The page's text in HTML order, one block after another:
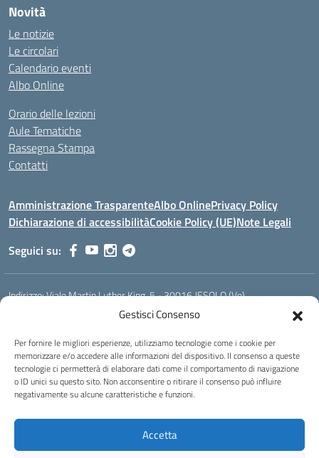
Gestisci Consenso
Per fornire le migliori esperienze, utilizziamo tecnologie come i cookie per
memorizzare e/o accedere alle informazioni del dispositivo. Il consenso a queste
tecnologie ci permetterà di elaborare dati come il comportamento di navigazione
o ID unici su questo sito. Non acconsentire o ritirare il consenso può influire
negativamente su alcune caratteristiche e funzioni.
Accetta
Novità
Le notizie
Le circolari
Calendario eventi
Albo Online
Orario delle lezioni
Aule Tematiche
Rassegna Stampa
Contatti
Amministrazione TrasparenteAlbo OnlinePrivacy Policy
Dichiarazione di accessibilitàCookie Policy (UE)Note Legali
Seguici su:
Indirizzo:Viale Martin Luther King, 5 - 30016 JESOLO (Ve)
Email:verh020008@istruzione.it
Codice fiscale: 93023530277
Codice meccanografico:VERH020008
Codice Indice delle Pubbliche Amministrazioni (IPA): istsc_verh020008
Codice unico di fatturazione (CUF): UFBI5A
Istituto professionale di Stato per l'enogastronomia e l'ospitalità
IPSEOA - ''Elena Cornaro"